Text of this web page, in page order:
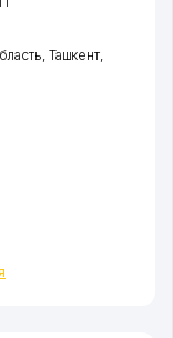
Ташкент